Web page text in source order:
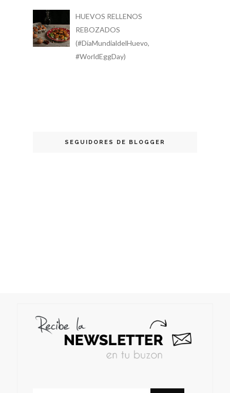
HUEVOS RELLENOS
REBOZADOS
(#DíaMundialdelHuevo,
#WorldEggDay)
SEGUIDORES DE BLOGGER